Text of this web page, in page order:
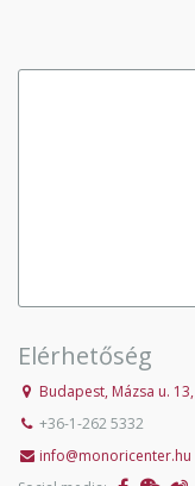
Elérhetőség
Budapest, Mázsa u.
+36-1-262 5332
info@monoricenter.hu